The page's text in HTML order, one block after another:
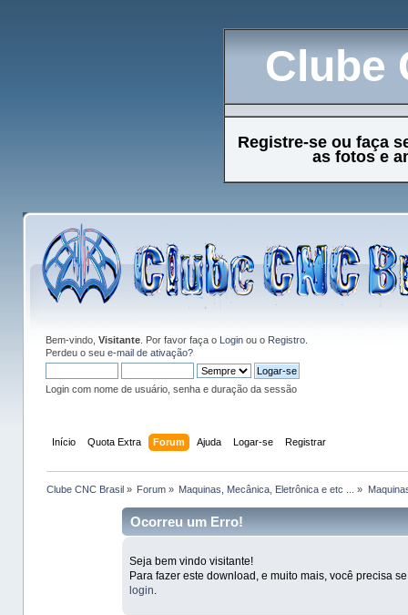
Clube
Registre-se ou faça
as fotos e
Bem-vindo, Visitante. Por favor faça o Loginou o Registro.
Perdeu o seu e-mail de ativação?
Login com nome de usuário, senha e duração da sessão
Início Quota Extra Forum Ajuda Logar-se Registrar
Clube CNC Brasil» Forum » Maquinas, Mecânica, Eletrônica e etc ... »
Ocorreu um Erro!
Seja bem vindo visitante!
Para fazer este download, e muito mais, você precisa
login.